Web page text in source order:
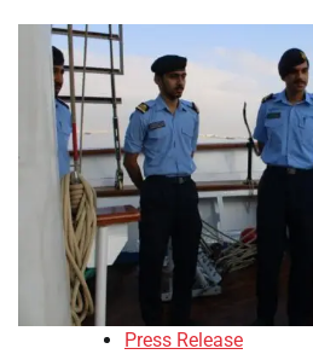
Press Release